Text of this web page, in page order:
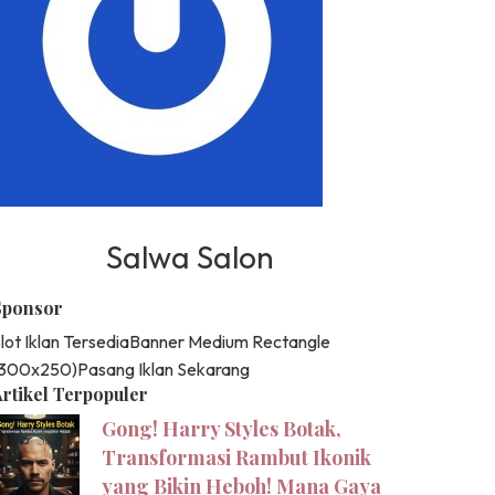
Salwa Salon
Iklan TersediaBanner Medium Rectangle
Pasang Iklan Sekarang
Terpopuler
Gong! Harry Styles Botak,
Transformasi Rambut Ikonik
yang Bikin Heboh! Mana Gaya